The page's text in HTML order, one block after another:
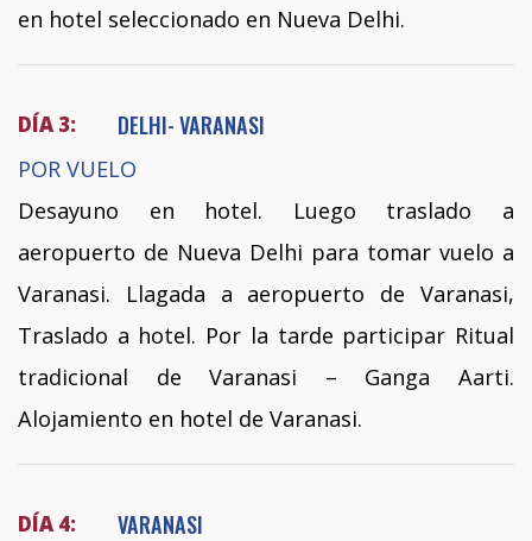
en hotel seleccionado en Nueva Delhi.
DÍA 3: DELHI- VARANASI
POR VUELO
Desayuno en hotel. Luego traslado a
aeropuerto de Nueva Delhi para tomar vuelo a
Varanasi. Llagada a aeropuerto de Varanasi,
Traslado a hotel. Por la tarde participar Ritual
tradicional de Varanasi – Ganga Aarti.
Alojamiento en hotel de Varanasi.
DÍA 4: VARANASI